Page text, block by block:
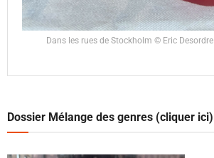
Dans les rues de Stockholm © Eric Desordre
Dossier Mélange des genres (cliquer ici)